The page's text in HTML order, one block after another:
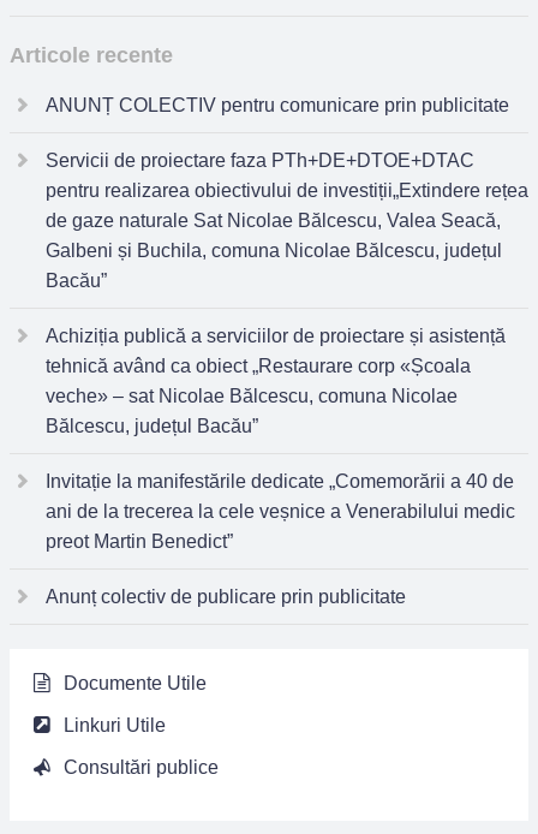
Articole recente
ANUNȚ COLECTIV pentru comunicare prin publicitate
Servicii de proiectare faza PTh+DE+DTOE+DTAC
pentru realizarea obiectivului de investiții„Extindere rețea
de gaze naturale Sat Nicolae Bălcescu, Valea Seacă,
Galbeni și Buchila, comuna Nicolae Bălcescu, județul
Bacău”
Achiziția publică a serviciilor de proiectare și asistență
tehnică având ca obiect „Restaurare corp «Școala
veche» – sat Nicolae Bălcescu, comuna Nicolae
Bălcescu, județul Bacău”
Invitație la manifestările dedicate „Comemorării a 40 de
ani de la trecerea la cele veșnice a Venerabilului medic
preot Martin Benedict”
Anunț colectiv de publicare prin publicitate
Documente Utile
Linkuri Utile
Consultări publice